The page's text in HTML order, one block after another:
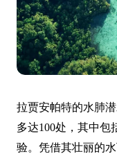
拉贾安帕特的水肺
多达100处，其中包
验。凭借其壮丽的